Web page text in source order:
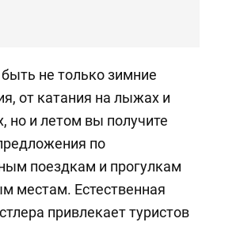
не только зимние
от катания на лыжах и
но и летом вы получите
по
поездкам и прогулкам
местам. Естественная
привлекает туристов